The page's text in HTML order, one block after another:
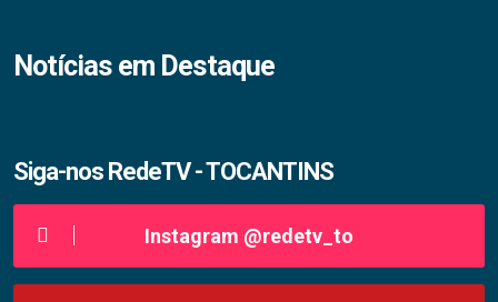
Notícias em Destaque
Siga-nos RedeTV - TOCANTINS
Instagram @redetv_to